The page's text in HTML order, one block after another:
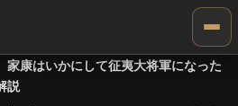
家康はいかにして征夷大将軍になった
説